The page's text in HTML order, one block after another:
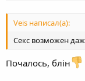
Veis написал(а):
Секс возможен
Почалось, блін